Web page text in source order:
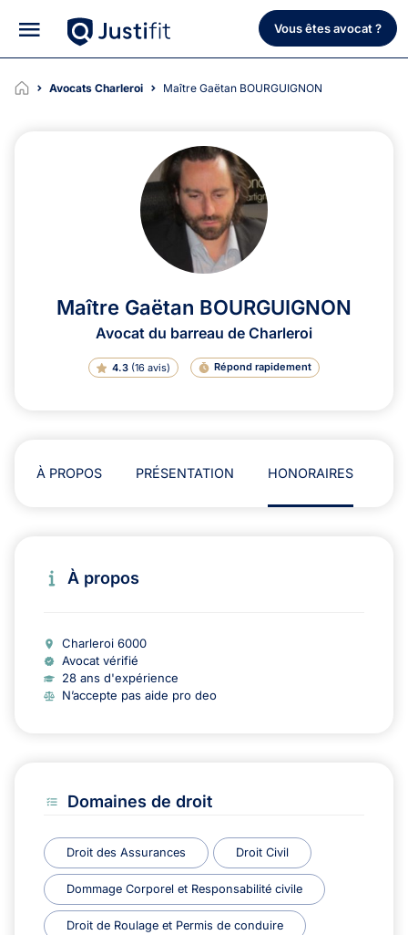
Vous êtes avocat ?
Avocats Charleroi Maître Gaëtan BOURGUIGNON
Maître Gaëtan BOURGUIGNON
Avocat du barreau de Charleroi
4.3 (16 avis) Répond rapidement
À PROPOS PRÉSENTATION HONORAIRES
À propos
Charleroi 6000
Avocat vérifié
28 ans d'expérience
N’accepte pas aide pro deo
Domaines de droit
Droit des Assurances Droit Civil
Dommage Corporel et Responsabilité civile
Droit de Roulage et Permis de conduire